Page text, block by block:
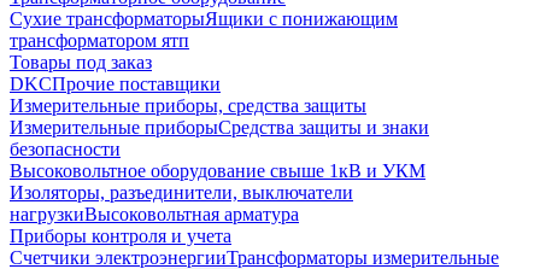
Сухие трансформаторыЯщики с понижающим
трансформатором ятп
Товары под заказ
DKCПрочие поставщики
Измерительные приборы, средства защиты
Измерительные приборыСредства защиты и знаки
безопасности
Высоковольтное оборудование свыше 1кВ и УКМ
Изоляторы, разъединители, выключатели
нагрузкиВысоковольтная арматура
Приборы контроля и учета
Счетчики электроэнергииТрансформаторы измерительные